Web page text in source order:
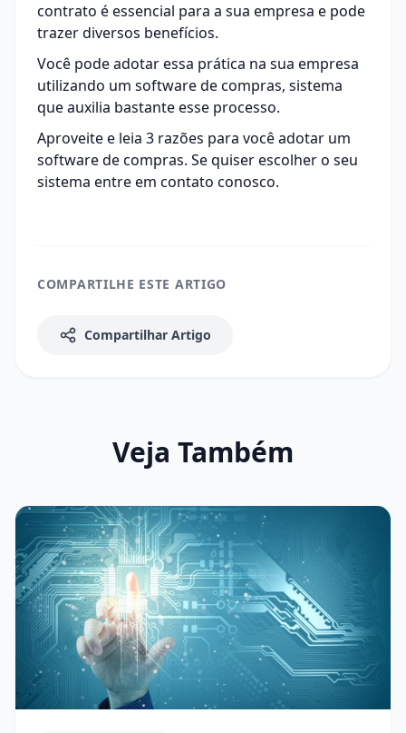
contrato é essencial para a sua empresa e pode
trazer diversos benefícios.
Você pode adotar essa prática na sua empresa
utilizando um software de compras, sistema
que auxilia bastante esse processo.
Aproveite e leia 3 razões para você adotar um
software de compras. Se quiser escolher o seu
sistema entre em contato conosco.
COMPARTILHE ESTE ARTIGO
Compartilhar Artigo
Veja Também